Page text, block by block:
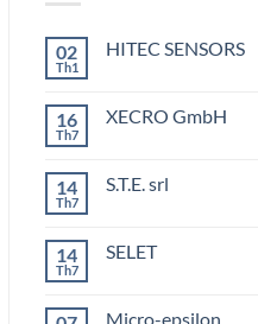
02
Th1
HITEC SENSORS
luận
16
Th7
XECRO GmbH
luận
14
Th7
S.T.E. srl
luận
14
Th7
SELET
Micro-epsilon